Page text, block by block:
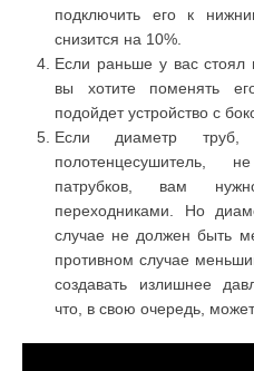
подключить его к
снизится на 10%.
Если раньше у вас стоял
вы хотите поменять
подойдет устройство с
Если диаметр труб,
полотенцесушитель,
патрубков, вам
переходниками. Но
случае не должен быть
противном случае
создавать излишнее
что, в свою очередь,